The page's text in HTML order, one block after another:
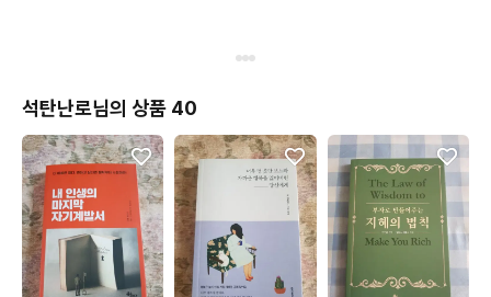
석탄난로님의 상품 40